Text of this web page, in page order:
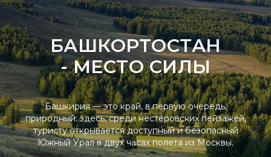
БАШКОРТОСТАН
- МЕСТО СИЛЫ
Башкирия — это край, в первую очередь,
природный: здесь, среди нестеровских пейзажей,
туристу открывается доступный и безопасный
Южный Урал в двух часах полета из Москвы.